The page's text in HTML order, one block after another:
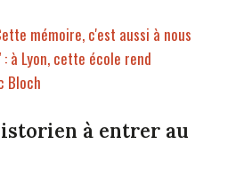
mémoire, c'est aussi à nous
à Lyon, cette école rend
Bloch
à entrer au